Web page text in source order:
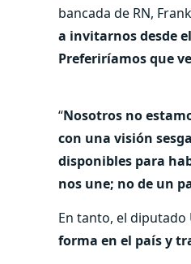
bancada de RN,
a invitarnos desde
Preferiríamos que
“Nosotros no
con una visión
disponibles para
nos une; no de un
En tanto, el diputado
forma en el país y